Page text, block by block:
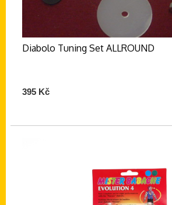
Diabolo Tuning Set ALLROUND
395 Kč